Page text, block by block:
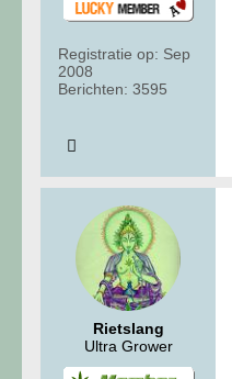
Registratie op: Sep
2008
Berichten: 3595
Rietslang
Ultra Grower